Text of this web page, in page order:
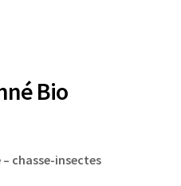
Bio
chasse-insectes